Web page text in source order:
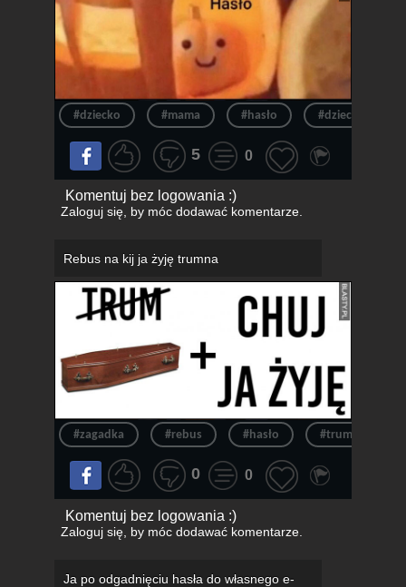
#dziecko #mama #hasło #dzieciństwo
5 0
Komentuj bez logowania :)
Zaloguj się, by móc dodawać komentarze.
Rebus na kij ja żyję trumna
#zagadka #rebus #hasło #trumna
0 0
Komentuj bez logowania :)
Zaloguj się, by móc dodawać komentarze.
Ja po odgadnięciu hasła do własnego e-